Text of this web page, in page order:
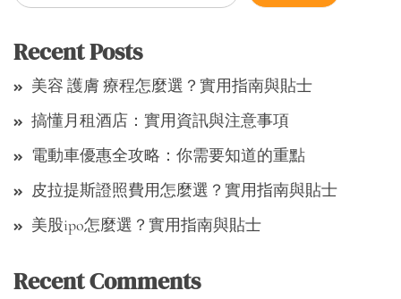
Recent Posts
美容 護膚 療程怎麼選？實用指南與貼士
搞懂月租酒店：實用資訊與注意事項
電動車優惠全攻略：你需要知道的重點
皮拉提斯證照費用怎麼選？實用指南與貼士
美股ipo怎麼選？實用指南與貼士
Recent Comments